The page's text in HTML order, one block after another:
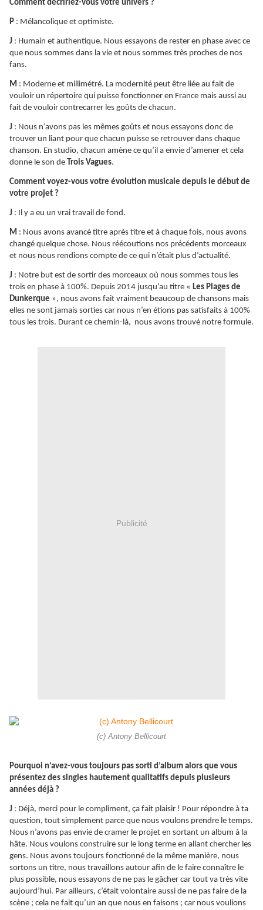
Comment décririez-vous votre univers ?
P : Mélancolique et optimiste.
J : Humain et authentique. Nous essayons de rester en phase avec ce
que nous sommes dans la vie et nous sommes très proches de nos
fans.
M : Moderne et millimétré. La modernité peut être liée au fait de
vouloir un répertoire qui puisse fonctionner en France mais aussi au
fait de vouloir contrecarrer les goûts de chacun.
J : Nous n’avons pas les mêmes goûts et nous essayons donc de
trouver un liant pour que chacun puisse se retrouver dans chaque
chanson. En studio, chacun amène ce qu’il a envie d’amener et cela
donne le son de Trois Vagues.
Comment voyez-vous votre évolution musicale depuis le début de
votre projet ?
J : Il y a eu un vrai travail de fond.
M : Nous avons avancé titre après titre et à chaque fois, nous avons
changé quelque chose. Nous réécoutions nos précédents morceaux
et nous nous rendions compte de ce qui n’était plus d’actualité.
J : Notre but est de sortir des morceaux où nous sommes tous les
trois en phase à 100%. Depuis 2014 jusqu’au titre « Les Plages de
Dunkerque », nous avons fait vraiment beaucoup de chansons mais
elles ne sont jamais sorties car nous n’en étions pas satisfaits à 100%
tous les trois. Durant ce chemin-là, nous avons trouvé notre formule.
Publicité
(c) Antony Bellicourt
Pourquoi n’avez-vous toujours pas sorti d’album alors que vous
présentez des singles hautement qualitatifs depuis plusieurs
années déjà ?
J : Déjà, merci pour le compliment, ça fait plaisir ! Pour répondre à ta
question, tout simplement parce que nous voulons prendre le temps.
Nous n’avons pas envie de cramer le projet en sortant un album à la
hâte. Nous voulons construire sur le long terme en allant chercher les
gens. Nous avons toujours fonctionné de la même manière, nous
sortons un titre, nous travaillons autour afin de le faire connaître le
plus possible, nous essayons de ne pas le gâcher car tout va très vite
aujourd’hui. Par ailleurs, c’était volontaire aussi de ne pas faire de la
scène ; cela ne fait qu’un an que nous en faisons ; car nous voulions